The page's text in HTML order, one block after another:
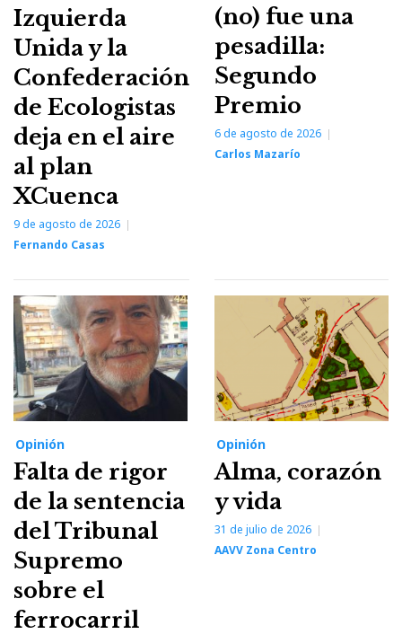
Izquierda
Unida y la
Confederación
de Ecologistas
deja en el aire
al plan
XCuenca
9 de agosto de 2026
Fernando Casas
(no) fue una
pesadilla:
Segundo
Premio
6 de agosto de 2026
Carlos Mazarío
Opinión
Falta de rigor
de la sentencia
del Tribunal
Supremo
sobre el
ferrocarril
Opinión
Alma, corazón
y vida
31 de julio de 2026
AAVV Zona Centro